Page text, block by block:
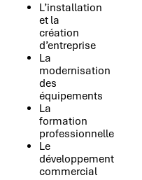
L’installation
et la
création
d’entreprise
La
modernisation
des
équipements
La
formation
professionnelle
Le
développement
commercial